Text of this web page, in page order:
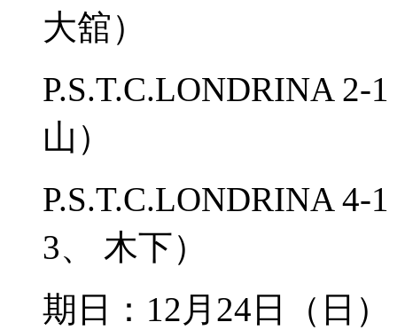
大舘）
P.S.T.C.LONDRINA
山）
P.S.T.C.LONDRINA
3、 木下）
期日：12月24日